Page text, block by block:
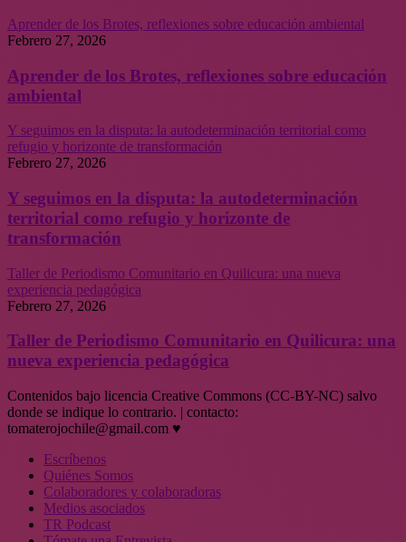
Aprender de los Brotes, reflexiones sobre educación ambiental
Febrero 27, 2026
Aprender de los Brotes, reflexiones sobre educación
ambiental
Y seguimos en la disputa: la autodeterminación territorial como
refugio y horizonte de transformación
Febrero 27, 2026
Y seguimos en la disputa: la autodeterminación
territorial como refugio y horizonte de
transformación
Taller de Periodismo Comunitario en Quilicura: una nueva
experiencia pedagógica
Febrero 27, 2026
Taller de Periodismo Comunitario en Quilicura: una
nueva experiencia pedagógica
Contenidos bajo licencia Creative Commons (CC-BY-NC) salvo
donde se indique lo contrario. | contacto:
tomaterojochile@gmail.com ♥
Escríbenos
Quiénes Somos
Colaboradores y colaboradoras
Medios asociados
TR Podcast